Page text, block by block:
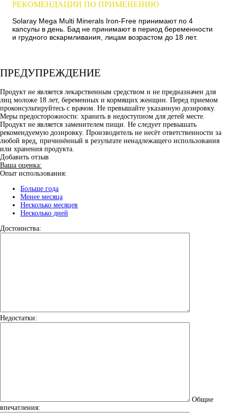
РЕКОМЕНДАЦИИ ПО ПРИМЕНЕНИЮ
Solaray Mega Multi Minerals Iron-Free принимают по 4
капсулы в день. Бад не принимают в период беременности
и грудного вскармливания, лицам возрастом до 18 лет.
ПРЕДУПРЕЖДЕНИЕ
Продукт не является лекарственным средством и не предназначен для
лиц моложе 18 лет, беременных и кормящих женщин. Перед приемом
проконсультируйтесь с врачом. Не превышайте указанную дозировку.
Меры предосторожности: хранить в недоступном для детей месте.
Продукт не является заменителем пищи. Не следует превышать
рекомендуемую дозировку. Производитель не несёт ответственности за
любой вред, причинённый в результате ненадлежащего использования
или хранения продукта.
Добавить отзыв
Ваша оценка:
Опыт использования:
Больше года
Менее месяца
Несколько месяцев
Несколько дней
Достоинства:
Недостатки:
Общие
впечатления: